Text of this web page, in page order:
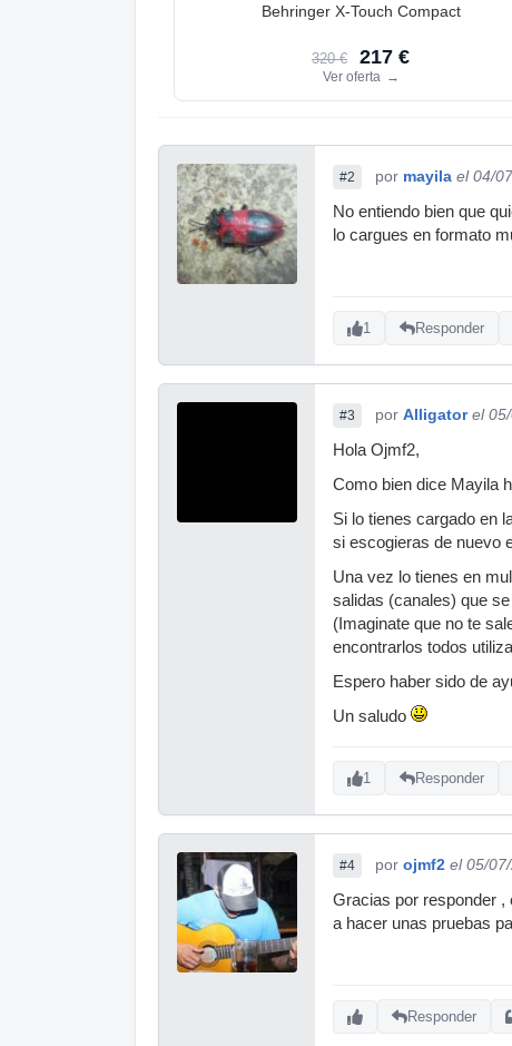
Behringer X-Touch Compact
320 € 217 €
Ver oferta →
#2 por mayila el 04/
No entiendo bien que
lo cargues en formato
1 Responder
#3 por Alligator el
Hola Ojmf2,
Como bien dice Mayila
Si lo tienes cargado en
si escogieras de nuevo
Una vez lo tienes en
salidas (canales) que
(Imaginate que no te
encontrarlos todos
Espero haber sido de
Un saludo
1 Responder
#4 por ojmf2 el 05/
Gracias por responder ,
a hacer unas pruebas
Responder